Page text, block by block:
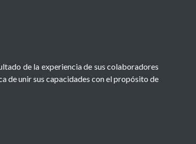
de la experiencia de sus colaboradores
de unir sus capacidades con el propósito de